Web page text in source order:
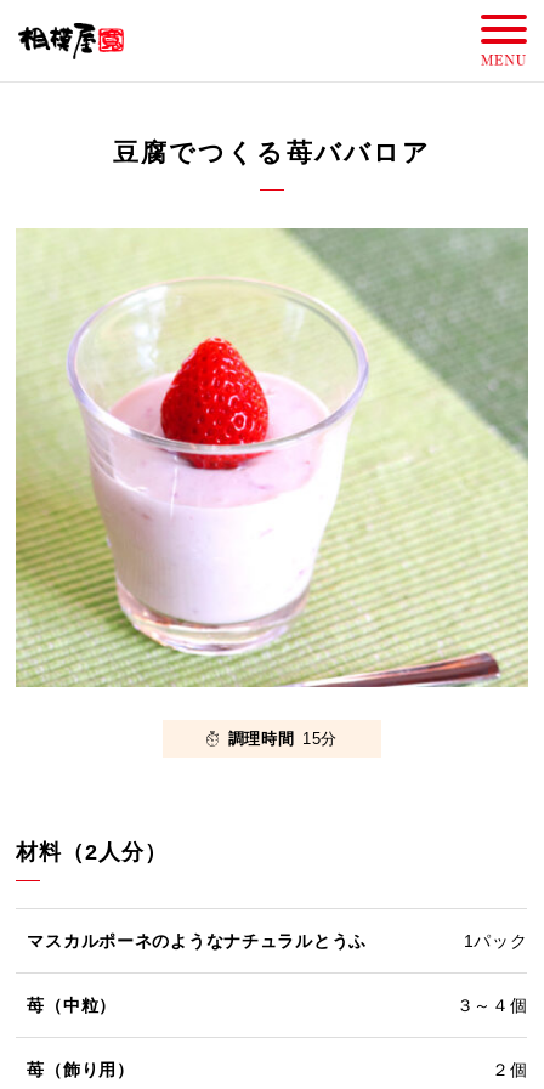
豆腐でつくる苺ババロア
調理時間 15分
材料（2人分）
マスカルポーネのようなナチュラルとうふ 1パック
苺（中粒） ３～４個
苺（飾り用） ２個